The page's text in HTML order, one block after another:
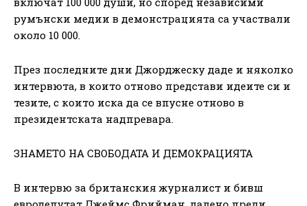
румънски медии в демонстрацията са участвали
около 10 000.
През последните дни Джорджеску даде и няколко
интервюта, в които отново представи идеите си и
тезите, с които иска да се впусне отново в
президентската надпревара.
ЗНАМЕТО НА СВОБОДАТА И ДЕМОКРАЦИЯТА
В интервю за британския журналист и бивш